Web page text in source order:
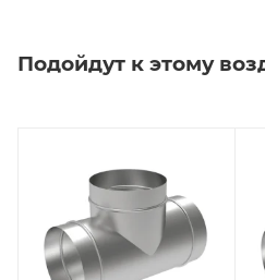
Подойдут к этому